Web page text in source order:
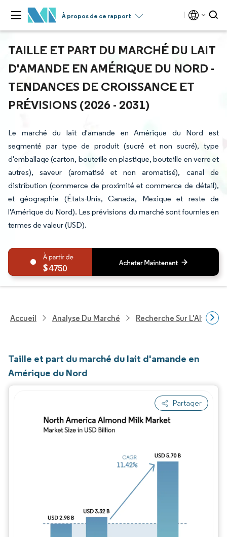
À propos de ce rapport
TAILLE ET PART DU MARCHÉ DU LAIT
D'AMANDE EN AMÉRIQUE DU NORD -
TENDANCES DE CROISSANCE ET
PRÉVISIONS (2026 - 2031)
Le marché du lait d'amande en Amérique du Nord est
segmenté par type de produit (sucré et non sucré), type
d'emballage (carton, bouteille en plastique, bouteille en verre et
autres), saveur (aromatisé et non aromatisé), canal de
distribution (commerce de proximité et commerce de détail),
et géographie (États-Unis, Canada, Mexique et reste de
l'Amérique du Nord). Les prévisions du marché sont fournies en
termes de valeur (USD).
4750
Accueil Analyse Du Marché Recherche Sur
Taille et part du marché du lait d'amande en
Amérique du Nord
Partager
Image © Mordor Intelligence. La